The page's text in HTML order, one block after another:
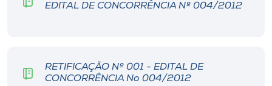
EDITAL DE CONCORRÊNCIA Nº 004/2012
RETIFICAÇÃO Nº 001 - EDITAL DE
CONCORRÊNCIA No 004/2012